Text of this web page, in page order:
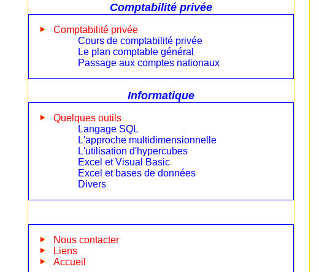
Comptabilité privée
Comptabilité privée
Cours de comptabilité privée
Le plan comptable général
Passage aux comptes nationaux
Informatique
Quelques outils
Langage SQL
L'approche multidimensionnelle
L'utilisation d'hypercubes
Excel et Visual Basic
Excel et bases de données
Divers
Nous contacter
Liens
Accueil